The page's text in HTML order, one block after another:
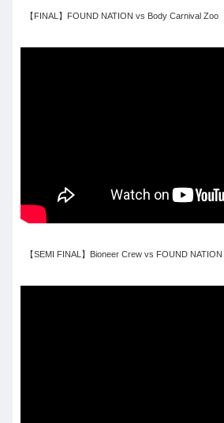
【FINAL】FOUND NATION vs Body Carnival Zoo
【SEMI FINAL】Bioneer Crew vs FOUND NATION